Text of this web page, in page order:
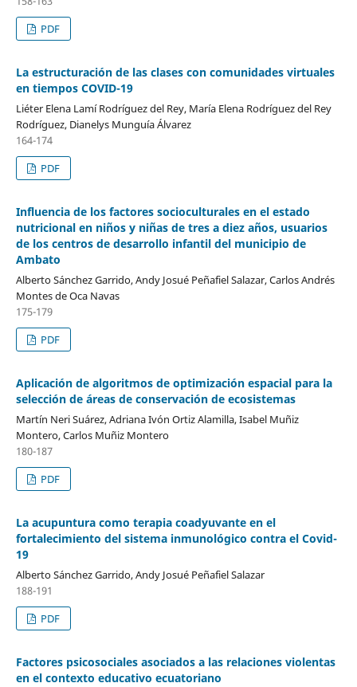
PDF
La estructuración de las clases con comunidades virtuales
en tiempos COVID-19
Liéter Elena Lamí Rodríguez del Rey, María Elena Rodríguez del Rey
Rodríguez, Dianelys Munguía Álvarez
164-174
PDF
Influencia de los factores socioculturales en el estado
nutricional en niños y niñas de tres a diez años, usuarios
de los centros de desarrollo infantil del municipio de
Ambato
Alberto Sánchez Garrido, Andy Josué Peñafiel Salazar, Carlos Andrés
Montes de Oca Navas
175-179
PDF
Aplicación de algoritmos de optimización espacial para la
selección de áreas de conservación de ecosistemas
Martín Neri Suárez, Adriana Ivón Ortiz Alamilla, Isabel Muñiz
Montero, Carlos Muñiz Montero
180-187
PDF
La acupuntura como terapia coadyuvante en el
fortalecimiento del sistema inmunológico contra el Covid-
19
Alberto Sánchez Garrido, Andy Josué Peñafiel Salazar
188-191
PDF
Factores psicosociales asociados a las relaciones violentas
en el contexto educativo ecuatoriano